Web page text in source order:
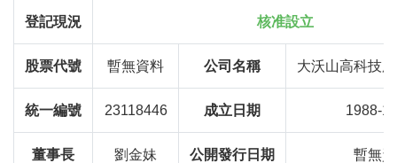
登記現況 核准設立
股票代號 暫無資料 公司名稱 大沃山高科技
統一編號 23118446 成立日期 1988-
董事長 劉金妹 公開發行日期 暫無